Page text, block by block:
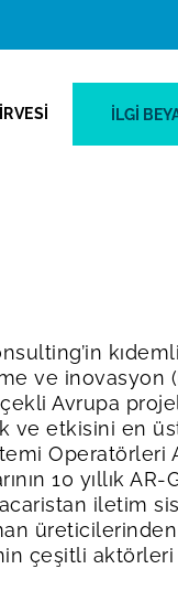
İLGI
ve inovasyon
Avrupa
etkisini en üst
Operatörleri
10 yıllık AR-
iletim
çeşitli aktörleri